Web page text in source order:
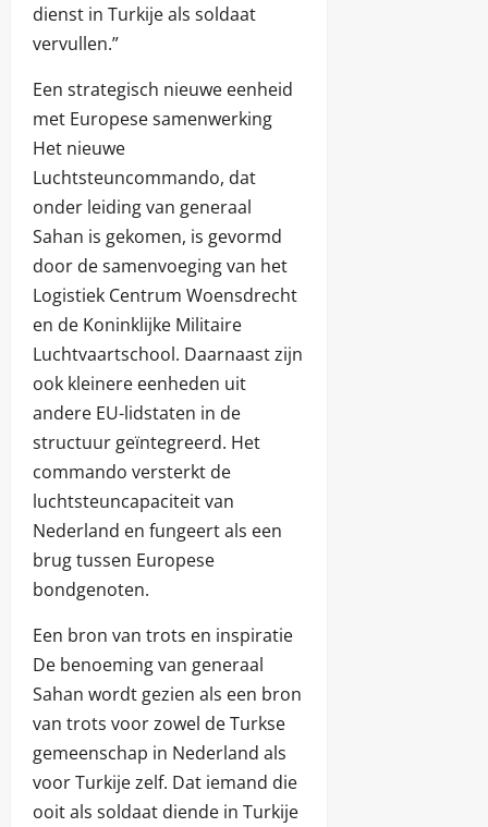
dienst in Turkije als soldaat
vervullen.”
Een strategisch nieuwe eenheid
met Europese samenwerking
Het nieuwe
Luchtsteuncommando, dat
onder leiding van generaal
Sahan is gekomen, is gevormd
door de samenvoeging van het
Logistiek Centrum Woensdrecht
en de Koninklijke Militaire
Luchtvaartschool. Daarnaast zijn
ook kleinere eenheden uit
andere EU-lidstaten in de
structuur geïntegreerd. Het
commando versterkt de
luchtsteuncapaciteit van
Nederland en fungeert als een
brug tussen Europese
bondgenoten.
Een bron van trots en inspiratie
De benoeming van generaal
Sahan wordt gezien als een bron
van trots voor zowel de Turkse
gemeenschap in Nederland als
voor Turkije zelf. Dat iemand die
ooit als soldaat diende in Turkije